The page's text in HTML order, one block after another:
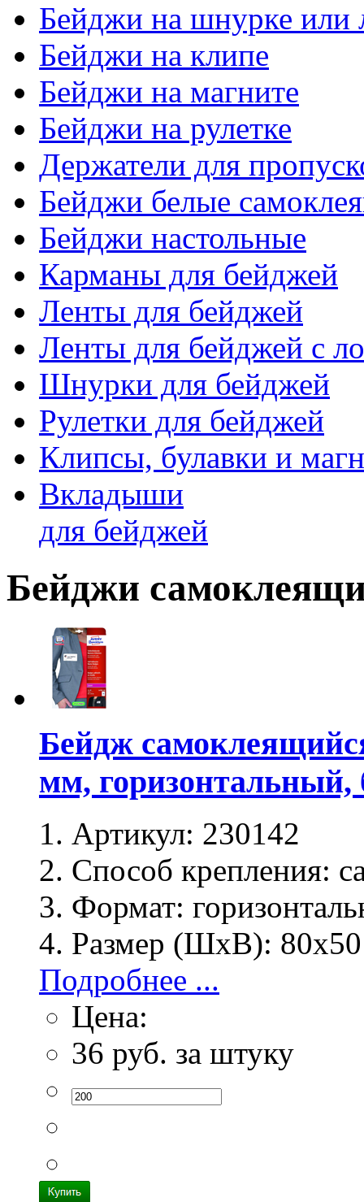
Бейджи на шнурке или
Бейджи на клипе
Бейджи на магните
Бейджи на рулетке
Держатели для
Бейджи белые
Бейджи настольные
Карманы для бейджей
Ленты для бейджей
Ленты для бейджей с
Шнурки для бейджей
Рулетки для бейджей
Клипсы, булавки и
Вкладыши
для бейджей
Бейджи
Бейдж
мм, горизонтальный,
Артикул: 230142
Способ крепления:
Формат:
Размер (ШхВ):
Подробнее ...
Цена:
36 руб. за штуку